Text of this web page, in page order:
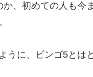
か、初めての人も今
うに、ビンゴ5とは